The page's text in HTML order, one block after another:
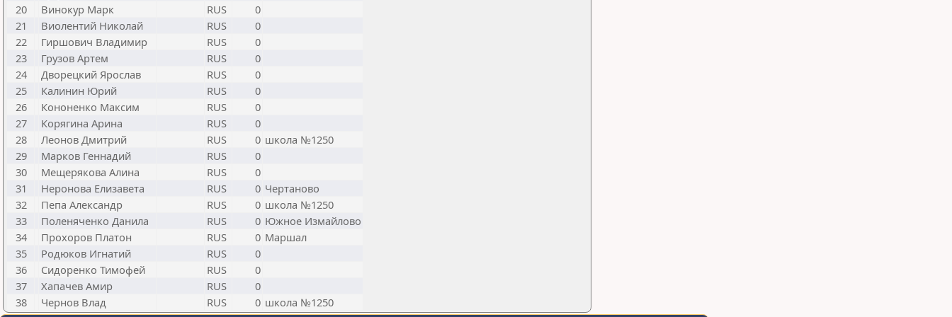
20
Винокур Марк RUS
0
21
Виолентий Николай RUS
0
22
Гиршович Владимир RUS
0
23
Грузов Артем RUS
0
24
Дворецкий Ярослав RUS
0
25
Калинин Юрий RUS
0
26
Кононенко Максим RUS
0
27
Корягина Арина RUS
0
28
Леонов Дмитрий RUS 0 школа №1250
29
Марков Геннадий RUS
0
30
Мещерякова Алина RUS
0
31
Неронова Елизавета RUS 0 Чертаново
32
Пепа Александр RUS 0 школа №1250
33
Поленяченко Данила RUS 0 Южное Измайлово
34
Прохоров Платон RUS 0 Маршал
35
Родюков Игнатий RUS
0
36
Сидоренко Тимофей RUS
0
37
Хапачев Амир RUS
0
38
Чернов Влад RUS 0 школа №1250